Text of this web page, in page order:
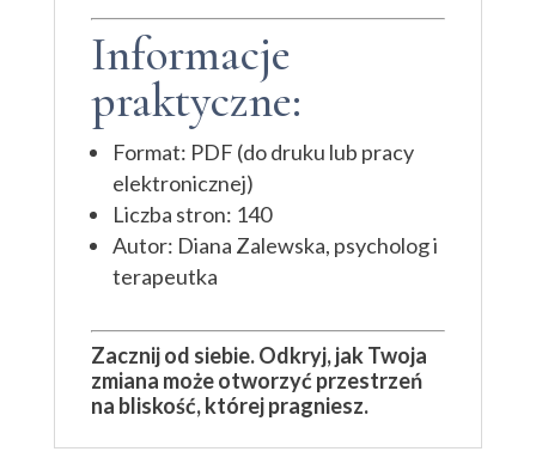
Informacje
praktyczne:
Format: PDF (do druku lub pracy
elektronicznej)
Liczba stron: 140
Autor: Diana Zalewska, psycholog i
terapeutka
Zacznij od siebie. Odkryj, jak Twoja
zmiana może otworzyć przestrzeń
na bliskość, której pragniesz.